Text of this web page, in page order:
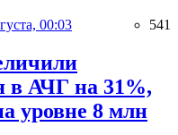
00:03 541
в АЧГ на 31%,
уровне 8 млн